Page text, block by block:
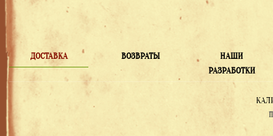
ДОСТАВКА ВОЗВРАТЫ
НАШИ
РАЗРАБОТКИ